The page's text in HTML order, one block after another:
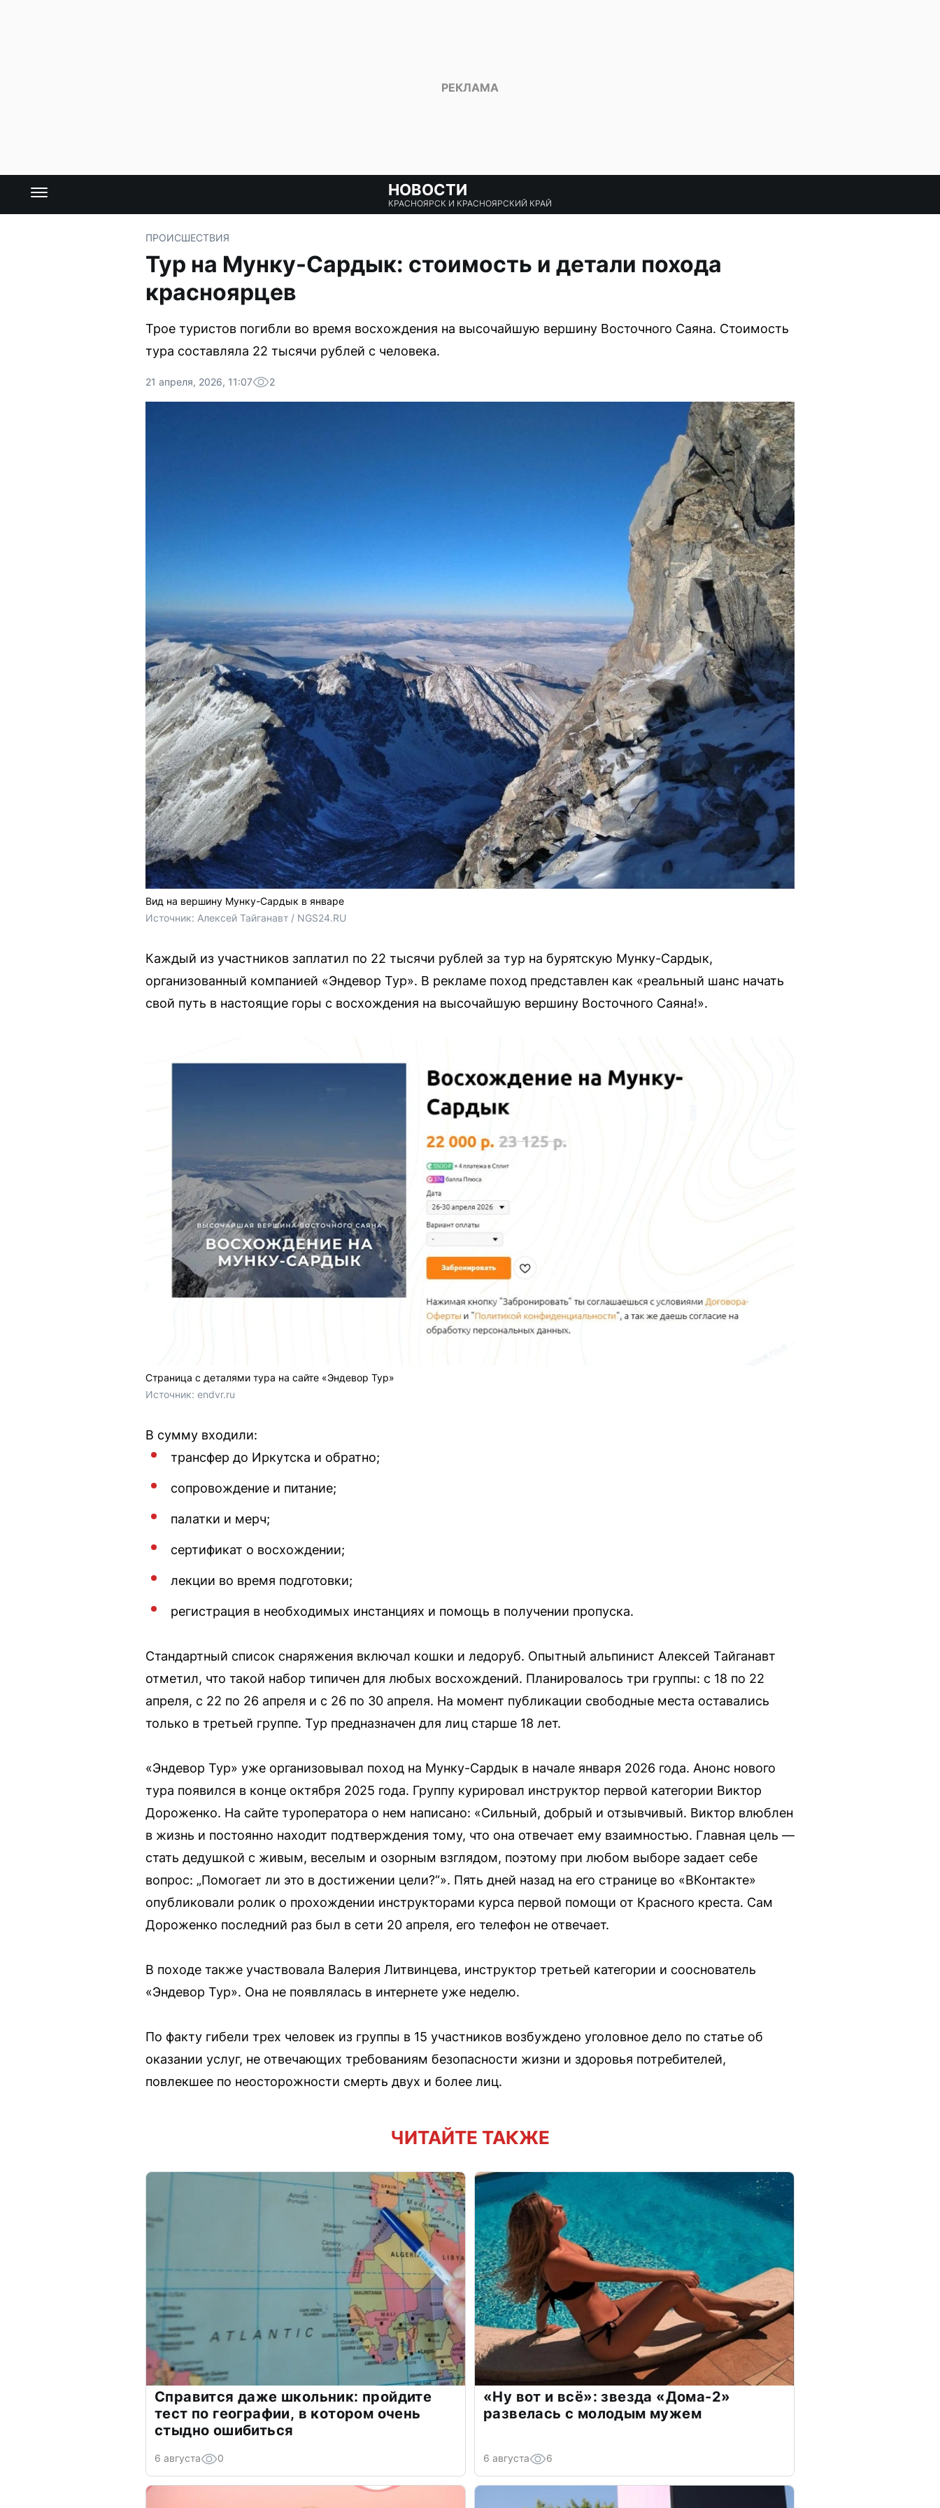
НОВОСТИ
КРАСНОЯРСК И КРАСНОЯРСКИЙ КРАЙ
ПРОИСШЕСТВИЯ
Тур на Мунку-Сардык: стоимость и детали похода
красноярцев
Трое туристов погибли во время восхождения на высочайшую вершину Восточного Саяна. Стоимость
тура составляла 22 тысячи рублей с человека.
21 апреля, 2026, 11:07 2
Вид на вершину Мунку-Сардык в январе
Источник: Алексей Тайганавт / NGS24.RU
Каждый из участников заплатил по 22 тысячи рублей за тур на бурятскую Мунку-Сардык,
организованный компанией «Эндевор Тур». В рекламе поход представлен как «реальный шанс начать
свой путь в настоящие горы с восхождения на высочайшую вершину Восточного Саяна!».
Страница с деталями тура на сайте «Эндевор Тур»
Источник: endvr.ru
В сумму входили:
трансфер до Иркутска и обратно;
сопровождение и питание;
палатки и мерч;
сертификат о восхождении;
лекции во время подготовки;
регистрация в необходимых инстанциях и помощь в получении пропуска.
Стандартный список снаряжения включал кошки и ледоруб. Опытный альпинист Алексей Тайганавт
отметил, что такой набор типичен для любых восхождений. Планировалось три группы: с 18 по 22
апреля, с 22 по 26 апреля и с 26 по 30 апреля. На момент публикации свободные места оставались
только в третьей группе. Тур предназначен для лиц старше 18 лет.
«Эндевор Тур» уже организовывал поход на Мунку-Сардык в начале января 2026 года. Анонс нового
тура появился в конце октября 2025 года. Группу курировал инструктор первой категории Виктор
Дороженко. На сайте туроператора о нем написано: «Сильный, добрый и отзывчивый. Виктор влюблен
в жизнь и постоянно находит подтверждения тому, что она отвечает ему взаимностью. Главная цель —
стать дедушкой с живым, веселым и озорным взглядом, поэтому при любом выборе задает себе
вопрос: „Помогает ли это в достижении цели?“». Пять дней назад на его странице во «ВКонтакте»
опубликовали ролик о прохождении инструкторами курса первой помощи от Красного креста. Сам
Дороженко последний раз был в сети 20 апреля, его телефон не отвечает.
В походе также участвовала Валерия Литвинцева, инструктор третьей категории и сооснователь
«Эндевор Тур». Она не появлялась в интернете уже неделю.
По факту гибели трех человек из группы в 15 участников возбуждено уголовное дело по статье об
оказании услуг, не отвечающих требованиям безопасности жизни и здоровья потребителей,
повлекшее по неосторожности смерть двух и более лиц.
ЧИТАЙТЕ ТАКЖЕ
Справится даже школьник: пройдите
тест по географии, в котором очень
стыдно ошибиться
6 августа 0
«Ну вот и всё»: звезда «Дома-2»
развелась с молодым мужем
6 августа 6